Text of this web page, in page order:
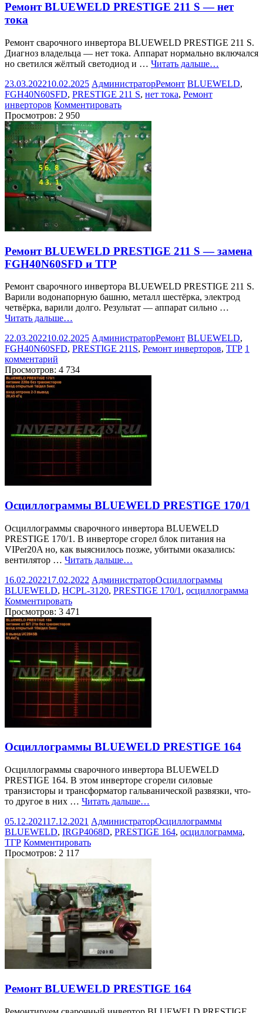
Ремонт BLUEWELD PRESTIGE 211 S — нет
тока
Ремонт сварочного инвертора BLUEWELD PRESTIGE 211 S.
Диагноз владельца — нет тока. Аппарат нормально включался
но светился жёлтый светодиод и … Читать дальше…
23.03.202210.02.2025 АдминистраторРемонт BLUEWELD,
FGH40N60SFD, PRESTIGE 211 S, нет тока, Ремонт
инверторов Комментировать
Просмотров: 2 950
Ремонт BLUEWELD PRESTIGE 211 S — замена
FGH40N60SFD и ТГР
Ремонт сварочного инвертора BLUEWELD PRESTIGE 211 S.
Варили водонапорную башню, металл шестёрка, электрод
четвёрка, варили долго. Результат — аппарат сильно …
Читать дальше…
22.03.202210.02.2025 АдминистраторРемонт BLUEWELD,
FGH40N60SFD, PRESTIGE 211S, Ремонт инверторов, ТГР 1
комментарий
Просмотров: 4 734
Осциллограммы BLUEWELD PRESTIGE 170/1
Осциллограммы сварочного инвертора BLUEWELD
PRESTIGE 170/1. В инверторе сгорел блок питания на
VIPer20A но, как выяснилось позже, убитыми оказались:
вентилятор … Читать дальше…
16.02.202217.02.2022 АдминистраторОсциллограммы
BLUEWELD, HCPL-3120, PRESTIGE 170/1 , осциллограмма
Комментировать
Просмотров: 3 471
Осциллограммы BLUEWELD PRESTIGE 164
Осциллограммы сварочного инвертора BLUEWELD
PRESTIGE 164. В этом инверторе сгорели силовые
транзисторы и трансформатор гальванической развязки, что-
то другое в них … Читать дальше…
05.12.202117.12.2021 АдминистраторОсциллограммы
BLUEWELD, IRGP4068D, PRESTIGE 164, осциллограмма,
ТГР Комментировать
Просмотров: 2 117
Ремонт BLUEWELD PRESTIGE 164